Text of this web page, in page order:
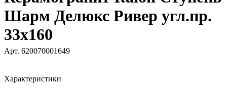
Шарм Делюкс Ривер угл.пр.
33х160
Арт. 620070001649
Характеристики